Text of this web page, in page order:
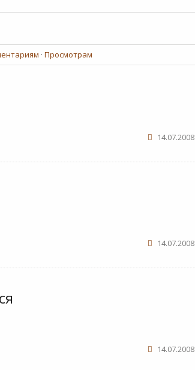
· Просмотрам
14.07.2008
14.07.2008
14.07.2008